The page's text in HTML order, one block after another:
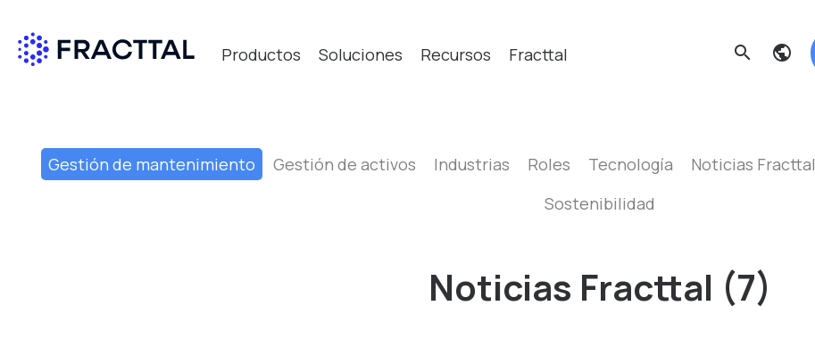
Productos Soluciones Recursos Fracttal search
Gestión de mantenimiento Gestión de activos Industrias Roles Tecnología Noticias Fracttal
Sostenibilidad
Noticias Fracttal (7)